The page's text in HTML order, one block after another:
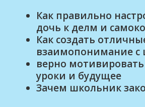
Как правильно
дочь к делм и
Как создать
взаимопонимание
верно
уроки и будущее
Зачем школьник